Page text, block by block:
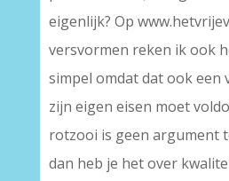
eigenlijk? Op
versvormen reken ik ook
simpel omdat dat ook een
zijn eigen eisen moet
rotzooi is geen argument
dan heb je het over